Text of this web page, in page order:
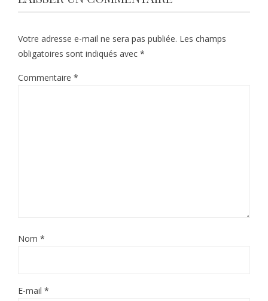
Votre adresse e-mail ne sera pas publiée. Les champs
obligatoires sont indiqués avec *
Commentaire *
Nom *
E-mail *